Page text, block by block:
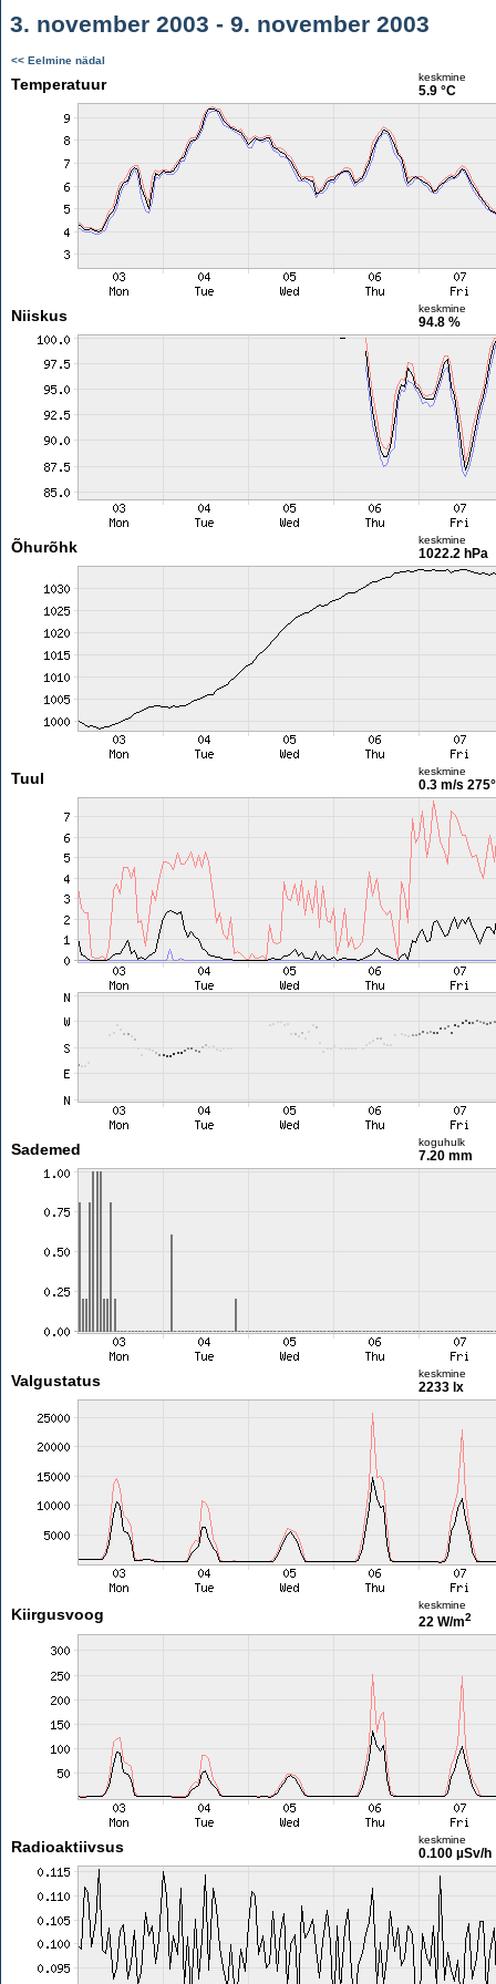
3. november 2003 - 9. november 2003
<< Eelmine nädal
Temperatuur keskmine
5.9 °C
Niiskus keskmine
94.8 %
Õhurõhk keskmine
1022.2 hPa
Tuul keskmine
0.3 m/s 275°
Sademed koguhulk
7.20 mm
Valgustatus keskmine
2233 lx
Kiirgusvoog
keskmine
22 W/m2
Radioaktiivsus keskmine
0.100 µSv/h